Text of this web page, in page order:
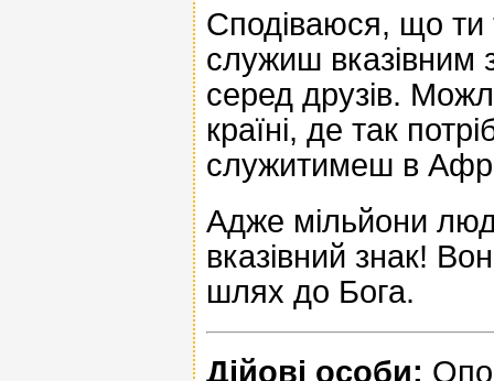
Сподіваюся, що ти
служиш вказівним
серед друзів.
країні, де так
служитимеш в
Адже мільйони
вказівний знак!
шлях до Бога.
Дійові особи: